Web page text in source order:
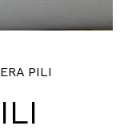
PILI